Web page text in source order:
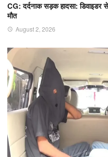
CG: दर्दनाक सड़क हादसा: डिवाइडर
मौत
August 2, 2026